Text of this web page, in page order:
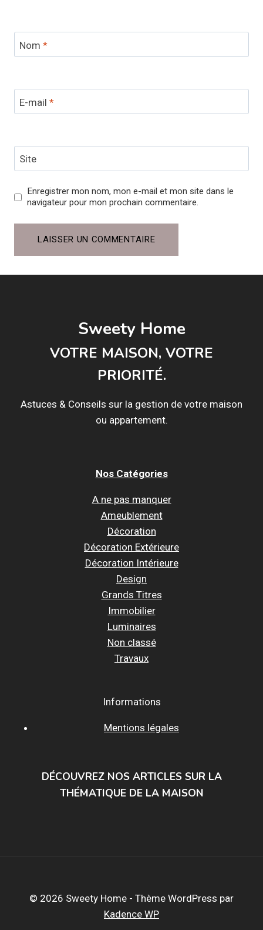
Nom *
E-mail *
Site
Enregistrer mon nom, mon e-mail et mon site dans le
navigateur pour mon prochain commentaire.
Sweety Home
VOTRE MAISON, VOTRE
PRIORITÉ.
Astuces & Conseils sur la gestion de votre maison
ou appartement.
Nos Catégories
A ne pas manquer
Ameublement
Décoration
Décoration Extérieure
Décoration Intérieure
Design
Grands Titres
Immobilier
Luminaires
Non classé
Travaux
Informations
Mentions légales
DÉCOUVREZ NOS ARTICLES SUR LA
THÉMATIQUE DE LA MAISON
© 2026 Sweety Home - Thème WordPress par
Kadence WP